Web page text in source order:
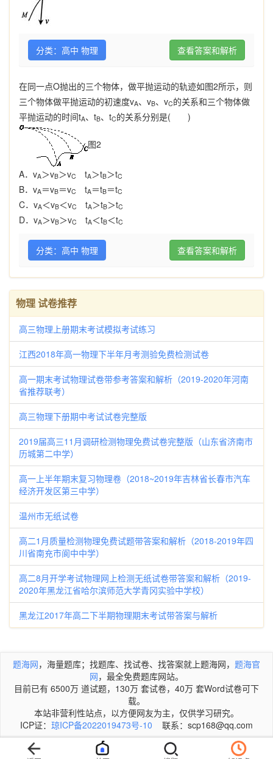
分类：高中 物理 查看答案和解析
在同一点O抛出的三个物体，做平抛运动的轨迹如图2所示，则
三个物体做平抛运动的初速度vA、 vB、 vC的关系和三个物体做
平抛运动的时间tA、 tB、 tC的关系分别是( )
图2
A． vA＞vB＞vC tA＞tB＞tC
B． vA＝vB＝vC tA＝tB＝tC
C． vA＜vB＜vC tA＞tB＞tC
D． vA＞vB＞vC tA＜tB＜tC
分类：高中 物理 查看答案和解析
物理 试卷推荐
高三物理上册期末考试模拟考试练习
江西2018年高一物理下半年月考测验免费检测试卷
高一期末考试物理试卷带参考答案和解析（2019-2020年河南
省推荐联考）
高三物理下册期中考试试卷完整版
2019届高三11月调研检测物理免费试卷完整版（山东省济南市
历城第二中学）
高一上半年期末复习物理卷（2018~2019年吉林省长春市汽车
经济开发区第三中学）
温州市无纸试卷
高二1月质量检测物理免费试题带答案和解析（2018-2019年四
川省南充市阆中中学）
高二8月开学考试物理网上检测无纸试卷带答案和解析（2019-
2020年黑龙江省哈尔滨师范大学青冈实验中学校）
黑龙江2017年高二下半期物理期末考试带答案与解析
题海网，海量题库；找题库、找试卷、找答案就上题海网， 题海官
网，最全免费题库网站。
目前已有 6500万 道试题，130万 套试卷，40万 套Word试卷可下
载。
本站非营利性站点，以方便网友为主，仅供学习研究。
ICP证： 琼ICP备2022019473号-10 联系：scp168@qq.com